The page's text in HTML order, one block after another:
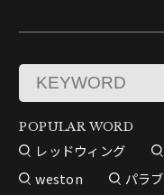
POPULAR WORD
レッドウィング
weston
パラ